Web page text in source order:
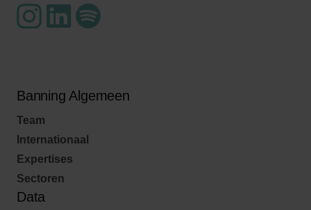
Banning Algemeen
Team
Internationaal
Expertises
Sectoren
Data